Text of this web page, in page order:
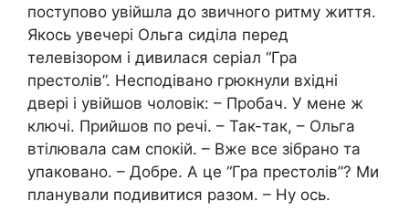
поступово увійшла до звичного ритму життя.
Якось увечері Ольга сиділа перед
телевізором і дивилася серіал “Гра
престолів”. Несподівано грюкнули вхідні
двері і увійшов чоловік: – Пробач. У мене ж
ключі. Прийшов по речі. – Так-так, – Ольга
втілювала сам спокій. – Вже все зібрано та
упаковано. – Добре. А це “Гра престолів”? Ми
планували подивитися разом. – Ну ось.